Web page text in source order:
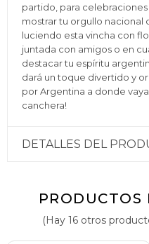
partido, para
mostrar tu orgullo nacional
luciendo esta vincha con
juntada con amigos o en
destacar tu espíritu
dará un toque divertido y
por Argentina a donde
canchera!
DETALLES DEL
PRODUCTOS
(Hay 16 otros